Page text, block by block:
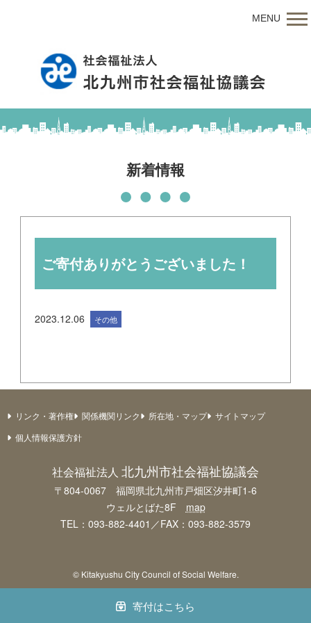
MENU
新着情報
ご寄付ありがとうございました！
2023.12.06 その他
リンク・著作権 関係機関リンク 所在地・マップ
サイトマップ
個人情報保護方針
社会福祉法人 北九州市社会福祉協議会
〒804-0067 福岡県北九州市戸畑区汐井町1-6
ウェルとばた8F map
TEL：093-882-4401／FAX：093-882-3579
© Kitakyushu City Council of Social Welfare.
寄付はこちら